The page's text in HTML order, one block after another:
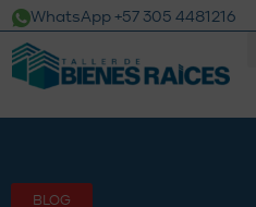
WhatsApp +57 305 4481216
BLOG